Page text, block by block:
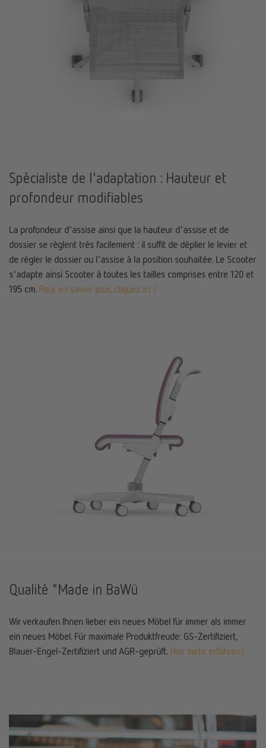
Spécialiste de l'adaptation : Hauteur et
profondeur modifiables
La profondeur d'assise ainsi que la hauteur d'assise et de
dossier se règlent très facilement : il suffit de déplier le levier et
de régler le dossier ou l'assise à la position souhaitée. Le Scooter
s'adapte ainsi Scooter à toutes les tailles comprises entre 120 et
195 cm. Pour en savoir plus, cliquez ici !
Qualité "Made in BaWü
Wir verkaufen Ihnen lieber ein neues Möbel für immer als immer
ein neues Möbel. Für maximale Produktfreude: GS-Zertifiziert,
Blauer-Engel-Zertifiziert und AGR-geprüft. Hier mehr erfahren!